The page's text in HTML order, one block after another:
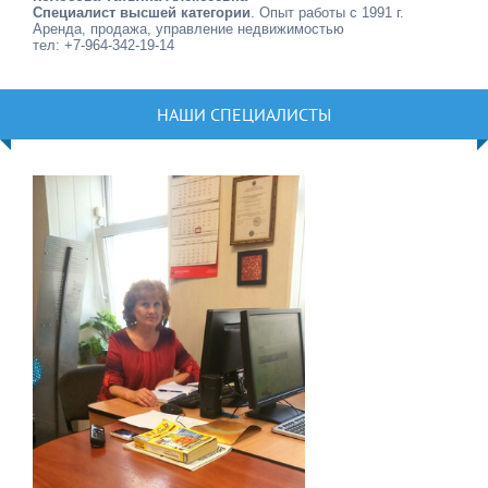
Специалист высшей категории. Опыт работы с 1991 г.
Аренда, продажа, управление недвижимостью
тел: +7-964-342-19-14
НАШИ СПЕЦИАЛИСТЫ